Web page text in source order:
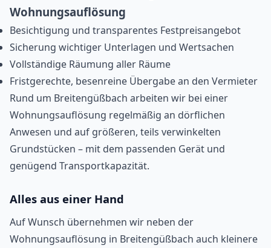
Wohnungsauflösung
Besichtigung und transparentes Festpreisangebot
Sicherung wichtiger Unterlagen und Wertsachen
Vollständige Räumung aller Räume
Fristgerechte, besenreine Übergabe an den Vermieter
Rund um Breitengüßbach arbeiten wir bei einer
Wohnungsauflösung regelmäßig an dörflichen
Anwesen und auf größeren, teils verwinkelten
Grundstücken – mit dem passenden Gerät und
genügend Transportkapazität.
Alles aus einer Hand
Auf Wunsch übernehmen wir neben der
Wohnungsauflösung in Breitengüßbach auch kleinere